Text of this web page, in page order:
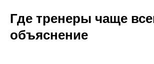
Где тренеры чаще
объяснение